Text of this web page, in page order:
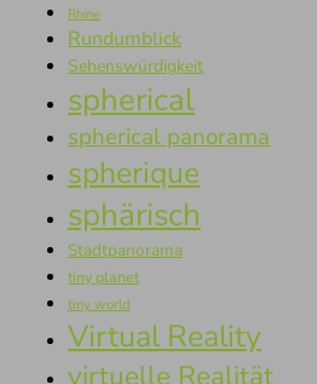
Rhine
Rundumblick
Sehenswürdigkeit
spherical
spherical panorama
spherique
sphärisch
Stadtpanorama
tiny planet
tiny world
Virtual Reality
virtuelle Realität